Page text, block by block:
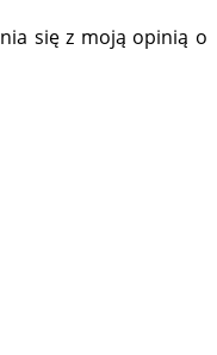
się z moją opinią o